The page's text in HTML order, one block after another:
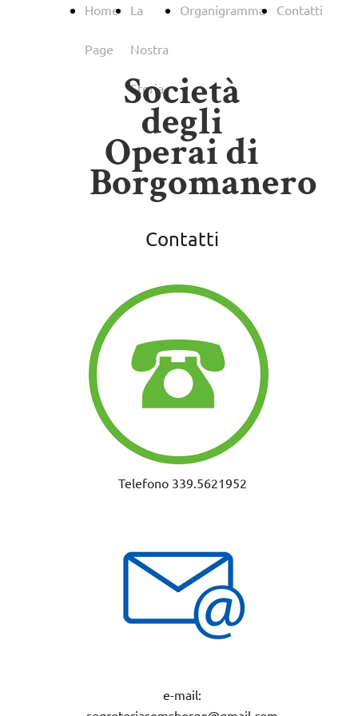
Home
Page
La
Nostra
Storia
Organigramma Contatti
Società
degli
Operai di
Borgomanero
Contatti
Telefono 339.5621952
e-mail: